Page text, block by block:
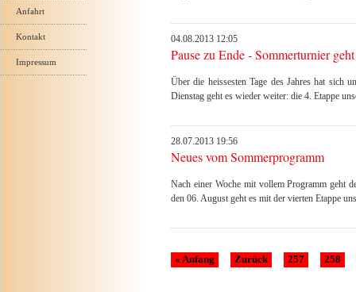
04.08.2013 12:05
Pause zu Ende - Sommerturnier
Über die heissesten Tage des Jahres hat sich
Dienstag geht es wieder weiter: die 4. Etappe
28.07.2013 19:56
Neues vom Sommerprogramm
Nach einer Woche mit vollem Programm geht
den 06. August geht es mit der vierten Etappe
« Anfang Zurück 257 258
Anfahrt
Kontakt
Impressum